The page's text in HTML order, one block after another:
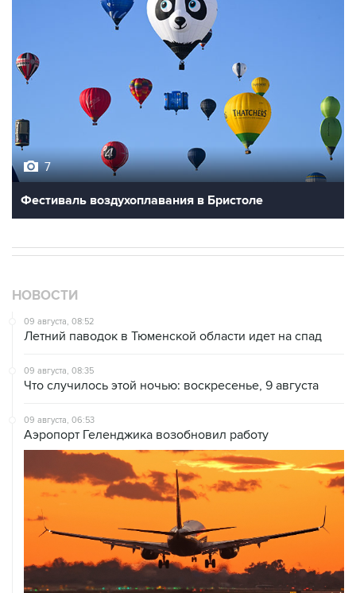
7
Фестиваль воздухоплавания в Бристоле
НОВОСТИ
09 августа, 08:52
Летний паводок в Тюменской области идет на спад
09 августа, 08:35
Что случилось этой ночью: воскресенье, 9 августа
09 августа, 06:53
Аэропорт Геленджика возобновил работу